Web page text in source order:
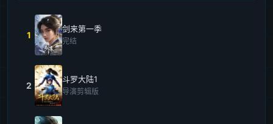
1
剑来第一季
完结
2
斗罗大陆1
导演剪辑版